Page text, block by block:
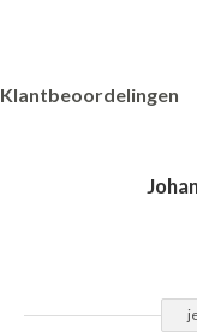
Klantbeoordelingen